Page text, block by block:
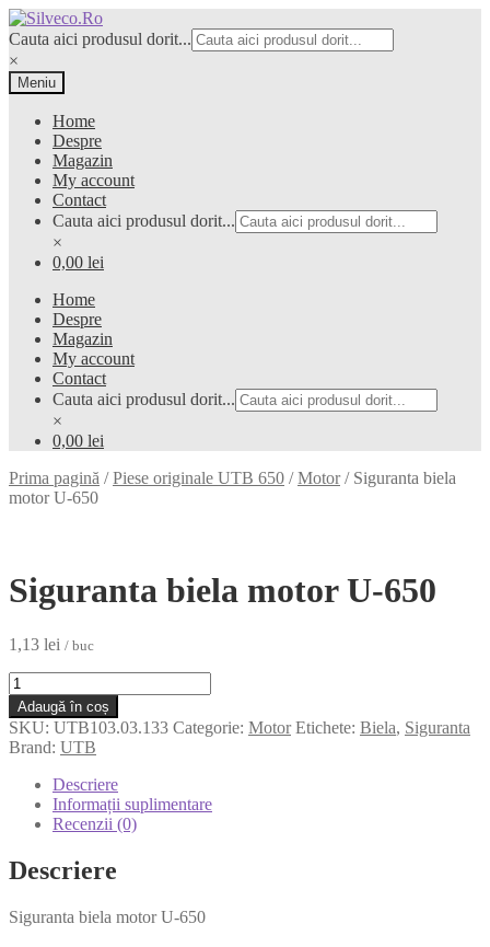
Sari
la
navigare
Sari
la
conținut
Cauta aici produsul dorit...
×
Meniu
Home
Despre
Magazin
My account
Contact
Cauta aici produsul dorit...
×
0,00 lei
Home
Despre
Magazin
My account
Contact
Cauta aici produsul dorit...
×
0,00 lei
Prima pagină /Piese originale UTB 650 /Motor/ Siguranta biela
motor U-650
Siguranta biela motor U-650
1,13 lei / buc
Cantitate
Siguranta
biela
motor
U-
Adaugă în coș
SKU: UTB103.03.133 Categorie: Motor Etichete: Biela, Siguranta
Brand: UTB
Descriere
Informații suplimentare
Recenzii (0)
Descriere
Siguranta biela motor U-650